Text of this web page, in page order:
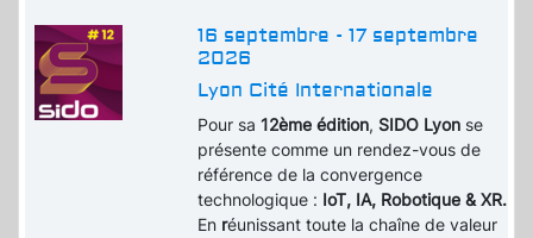
16 septembre - 17 septembre
2026
Lyon Cité Internationale
Pour sa12ème édition, SIDO Lyon se
présente comme un rendez-vous de
référence de la convergence
technologique : IoT, IA, Robotique & XR.
En réunissant toute la chaîne de valeur